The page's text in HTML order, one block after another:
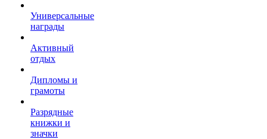
Универсальные
награды
Активный
отдых
Дипломы и
грамоты
Разрядные
книжки и
значки